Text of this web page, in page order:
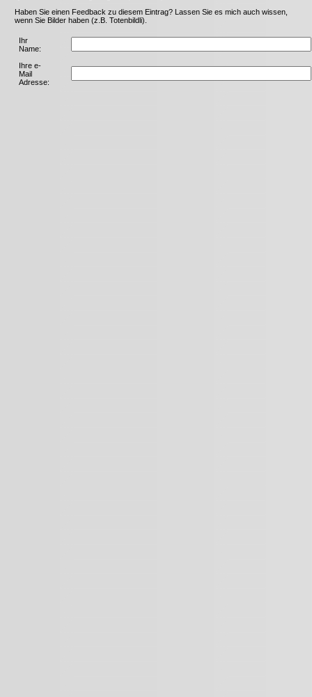
Haben Sie einen Feedback zu diesem Eintrag? Lassen Sie es mich auch wissen,
wenn Sie Bilder haben (z.B. Totenbildli).
Ihr
Name:
Ihre e-
Mail
Adresse: